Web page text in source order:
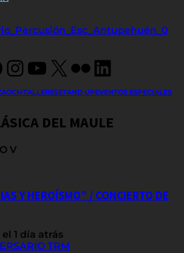
Instagram
YouTube
X FlickrLinkedIn
OCMTALLERESSTAND UPEVENTOS ESPECIALES
DEL MAULE
Y HEROÍSMO” / CONCIERTO DE
1 día atrás
TRM